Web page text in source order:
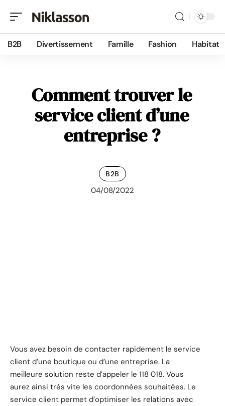
B2B Divertissement Famille Fashion Habitat
Comment trouver le
service client d’une
entreprise ?
B2B
04/08/2022
Vous avez besoin de contacter rapidement le service
client d’une boutique ou d’une entreprise. La
meilleure solution reste d’appeler le 118 018. Vous
aurez ainsi très vite les coordonnées souhaitées. Le
service client permet d’optimiser les relations avec